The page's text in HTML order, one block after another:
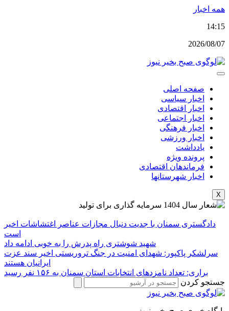
پرش
محتوا
همه اخبار
14:15
2026/08/07
صفحه اصلی
اخبار سیاسی
اخبار اقتصادی
اخبار اجتماعی
اخبار فرهنگی
اخبار ورزشی
یادداشت
پرونده ویژه
فرماندهان اقتصادی
اخبار شهرستانها
X
دادگستری سمنان با جدیت دنبال مجازات عناصر اغتشاشات اخیر
است
شهید شوشتری راه پدرش را به خوبی ادامه داد
سرلشکر پاکپور: شهدای امنیت در جنگ تروریستی اخیر سند عزت
ایرانیان هستند
براری: تعداد نامزدهای انتخابات استان سمنان به ۱۵۶ نفر رسید
جستجو کردن